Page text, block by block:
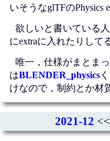
いそうなglTFのPhysics
欲しいと書いている
にextraに入れたりして
唯一，仕様がまとま
はBLENDER_physics
けなので，制約とか材
2021-12